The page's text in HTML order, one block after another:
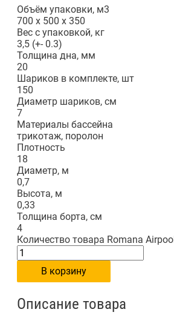
Объём упаковки, м3
700 x 500 x 350
Вес с упаковкой, кг
3,5 (+- 0.3)
Толщина дна, мм
20
Шариков в комплекте, шт
150
Диаметр шариков, см
7
Материалы бассейна
трикотаж, поролон
Плотность
18
Диаметр, м
0,7
Высота, м
0,33
Толщина борта, см
4
Количество товара Romana
В корзину
Описание товара